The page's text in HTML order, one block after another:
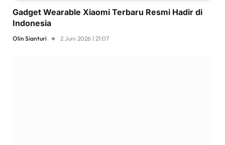
Gadget Wearable Xiaomi Terbaru Resmi Hadir di
Indonesia
Olin Sianturi 2 Juni 2026 | 21:07